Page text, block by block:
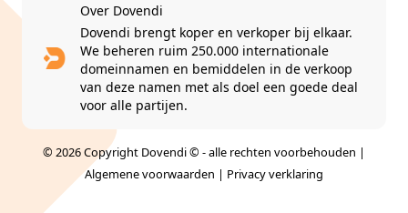
Over Dovendi
Dovendi brengt koper en verkoper bij elkaar.
We beheren ruim 250.000 internationale
domeinnamen en bemiddelen in de verkoop
van deze namen met als doel een goede deal
voor alle partijen.
© 2026 Copyright Dovendi © - alle rechten voorbehouden |
Algemene voorwaarden | Privacy verklaring